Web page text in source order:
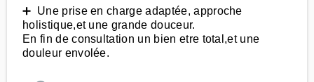
➕ Une prise en charge adaptée, approche
holistique,et une grande douceur.
En fin de consultation un bien etre total,et une
douleur envolée.